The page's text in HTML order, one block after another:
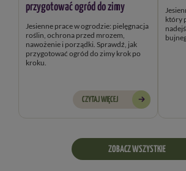
przygotować ogród do zimy
Jesienne prace w ogrodzie: pielęgnacja
roślin, ochrona przed mrozem,
nawożenie i porządki. Sprawdź, jak
przygotować ogród do zimy krok po
kroku.
CZYTAJ WIĘCEJ
który
ZOBACZ WSZYSTKIE